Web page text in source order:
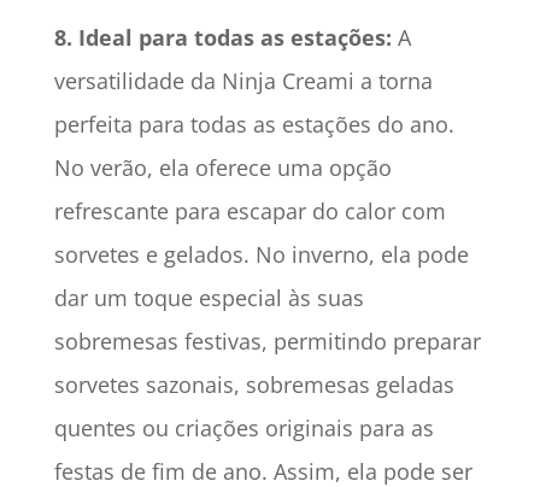
8. Ideal para todas as estações: A
versatilidade da Ninja Creami a torna
perfeita para todas as estações do ano.
No verão, ela oferece uma opção
refrescante para escapar do calor com
sorvetes e gelados. No inverno, ela pode
dar um toque especial às suas
sobremesas festivas, permitindo preparar
sorvetes sazonais, sobremesas geladas
quentes ou criações originais para as
festas de fim de ano. Assim, ela pode ser